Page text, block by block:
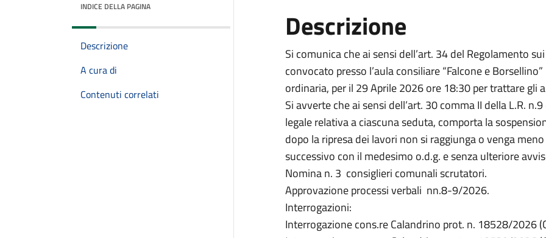
INDICE DELLA PAGINA
Descrizione
A cura di
Contenuti correlati
Descrizione
Si comunica che ai sensi dell’art. 34 del Regolamento
convocato presso l’aula consiliare “Falcone e
ordinaria, per il 29 Aprile 2026 ore 18:30 per trattare gli
Si avverte che ai sensi dell’art. 30 comma II della L.R.
legale relativa a ciascuna seduta, comporta la
dopo la ripresa dei lavori non si raggiunga o venga
successivo con il medesimo o.d.g. e senza ulteriore
Nomina n. 3 consiglieri comunali scrutatori.
Approvazione processi verbali nn.8-9/2026.
Interrogazioni:
Interrogazione cons.re Calandrino prot. n. 18528/2026